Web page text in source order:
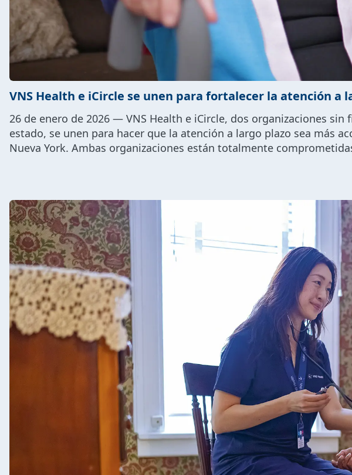
VNS Health e iCircle se unen para fortalecer la atención a
26 de enero de 2026 — VNS Health e iCircle, dos organizaciones
estado, se unen para hacer que la atención a largo plazo sea más
Nueva York. Ambas organizaciones están totalmente